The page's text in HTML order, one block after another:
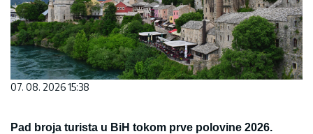
07. 08. 2026 15:38
Pad broja turista u BiH tokom prve polovine 2026.